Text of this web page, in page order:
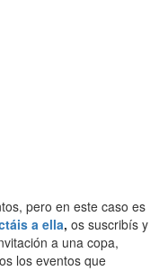
pero en este caso es
a ella, os suscribís y
a una copa,
los eventos que